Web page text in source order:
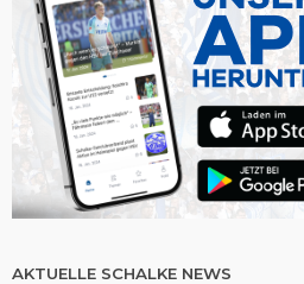
AKTUELLE SCHALKE NEWS